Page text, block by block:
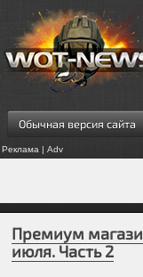
Обычная версия сайта
Реклама | Adv
Премиум
июля. Часть 2